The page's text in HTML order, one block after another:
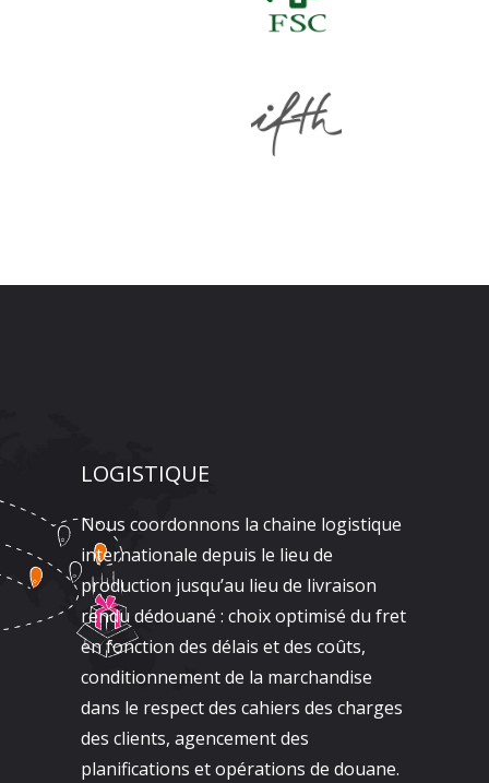
LOGISTIQUE
Nous coordonnons la chaine logistique
internationale depuis le lieu de
production jusqu’au lieu de livraison
rendu dédouané : choix optimisé du fret
en fonction des délais et des coûts,
conditionnement de la marchandise
dans le respect des cahiers des charges
des clients, agencement des
planifications et opérations de douane.